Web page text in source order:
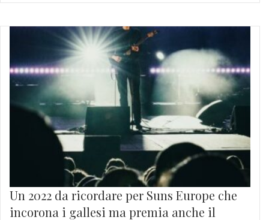
Un 2022 da ricordare per Suns Europe che
incorona i gallesi ma premia anche il